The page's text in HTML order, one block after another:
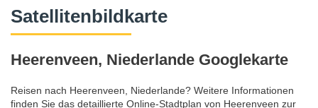
Satellitenbildkarte
Heerenveen, Niederlande Googlekarte
Reisen nach Heerenveen, Niederlande? Weitere Informationen
finden Sie das detaillierte Online-Stadtplan von Heerenveen zur